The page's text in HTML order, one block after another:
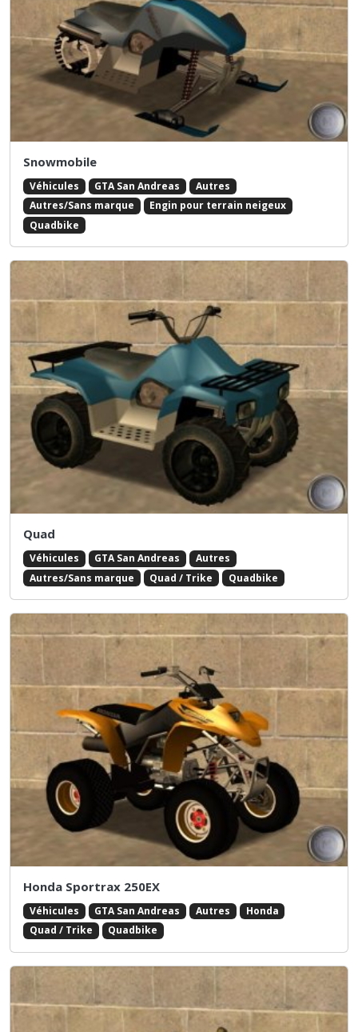
Snowmobile
Véhicules GTA San Andreas
Autres
Autres/Sans marque
Engin pour terrain neigeux
Quadbike
Quad
Véhicules GTA San Andreas
Autres
Autres/Sans marque
Quad / Trike Quadbike
Honda Sportrax 250EX
Véhicules GTA San Andreas Autres
Honda
Quad / Trike
Quadbike